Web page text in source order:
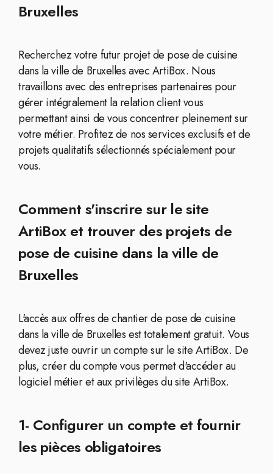
Bruxelles
Recherchez votre futur projet de pose de cuisine
dans la ville de Bruxelles avec ArtiBox. Nous
travaillons avec des entreprises partenaires pour
gérer intégralement la relation client vous
permettant ainsi de vous concentrer pleinement sur
votre métier. Profitez de nos services exclusifs et de
projets qualitatifs sélectionnés spécialement pour
vous.
Comment s'inscrire sur le site
ArtiBox et trouver des projets de
pose de cuisine dans la ville de
Bruxelles
L'accès aux offres de chantier de pose de cuisine
dans la ville de Bruxelles est totalement gratuit. Vous
devez juste ouvrir un compte sur le site ArtiBox. De
plus, créer du compte vous permet d'accéder au
logiciel métier et aux privilèges du site ArtiBox.
1- Configurer un compte et fournir
les pièces obligatoires